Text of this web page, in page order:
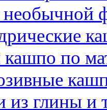
по
из глины и